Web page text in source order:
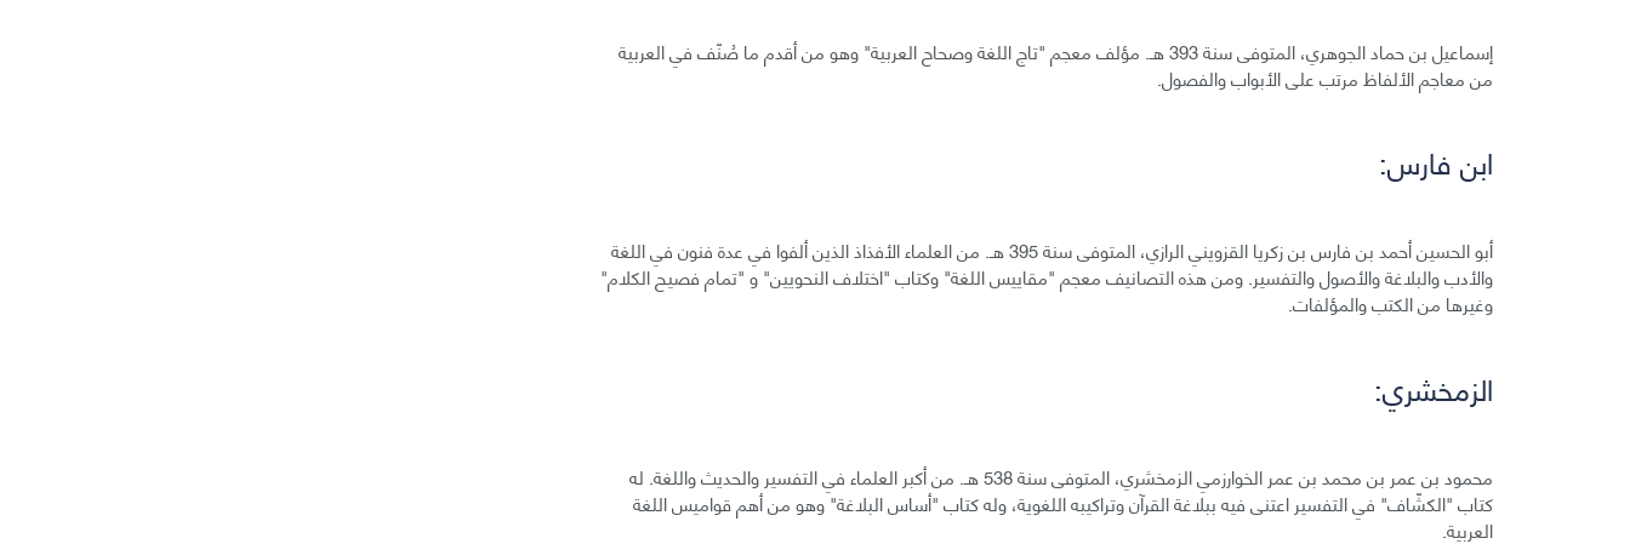
إسماعيل بن حماد الجوهري، المتوفى سنة 393 هـ. مؤلف معجم "تاج اللغة وصحاح العربية" وهو من أقدم ما صُنّف في العربية
من معاجم الألفاظ مرتب على الأبواب والفصول.
ابن فارس:
أبو الحسين أحمد بن فارس بن زكريا القزويني الرازي، المتوفى سنة 395 هـ. من العلماء الأفذاذ الذين ألفوا في عدة فنون في اللغة
والأدب والبلاغة والأصول والتفسير. ومن هذه التصانيف معجم "مقاييس اللغة" وكتاب "اختلاف النحويين" و "تمام فصيح الكلام"
وغيرها من الكتب والمؤلفات.
الزمخشري:
محمود بن عمر بن محمد بن عمر الخوارزمي الزمخشري، المتوفى سنة 538 هـ. من أكبر العلماء في التفسير والحديث واللغة. له
كتاب "الكشّاف" في التفسير اعتنى فيه ببلاغة القرآن وتراكيبه اللغوية، وله كتاب "أساس البلاغة" وهو من أهم قواميس اللغة
العربية.